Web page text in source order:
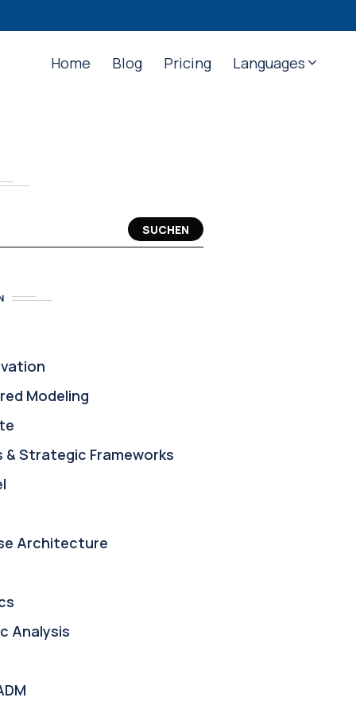
Home Blog Pricing Languages
SUCHEN
Modeling
& Strategic Frameworks
Architecture
Analysis